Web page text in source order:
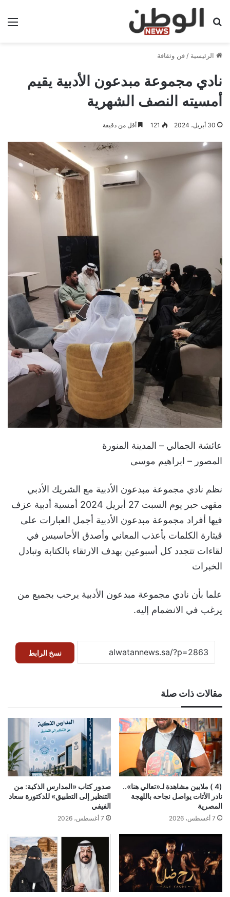
بحث عن
الرئيسية / فن وثقافة
نادي مجموعة مبدعون الأدبية يقيم
أمسيته النصف الشهرية
30 أبريل، 2024 121 أقل من دقيقة
عائشة الجمالي – المدينة المنورة
المصور – ابراهيم موسى
نظم نادي مجموعة مبدعون الأدبية مع الشريك الأدبي
مقهى حبر يوم السبت 27 أبريل 2024 أمسية أدبية عزف
فيها أفراد مجموعة مبدعون الأدبية أجمل العبارات على
قيثارة الكلمات بأعذب المعاني وأصدق الأحاسيس في
لقاءات تتجدد كل أسبوعين بهدف الارتقاء بالكتابة وتبادل
الخبرات
علما بأن نادي مجموعة مبدعون الأدبية يرحب بجميع من
يرغب في الانضمام إليه.
نسخ الرابط
مقالات ذات صلة
(4 ) ملايين مشاهدة لـ«تعالي هنا»..
نادر الأتات يواصل نجاحه باللهجة
المصرية
7 أغسطس، 2026
صدور كتاب «المدارس الذكية: من
التنظير إلى التطبيق» للدكتورة سعاد
الفيفي
7 أغسطس، 2026